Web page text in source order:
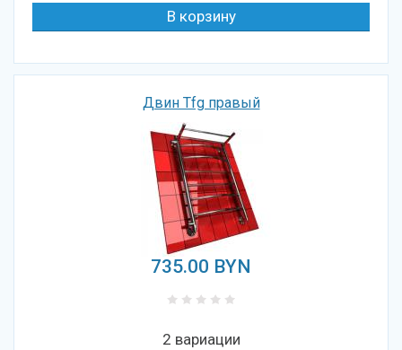
Двин Tfg правый
735.00 BYN
2 вариации